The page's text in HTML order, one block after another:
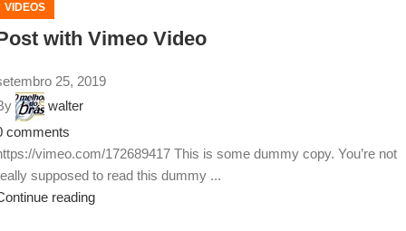
VIDEOS
with Vimeo Video
25, 2019
walter
comments
vimeo.com/172689417 This is some dummy copy. You’re not
supposed to read this dummy ...
reading